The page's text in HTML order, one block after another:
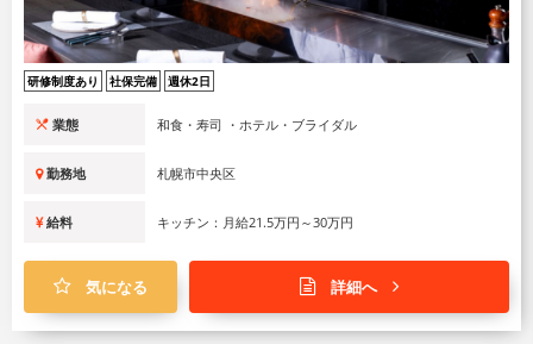
研修制度あり 社保完備 週休2日
業態 和食・寿司 ・ホテル・ブライダル
勤務地 札幌市中央区
給料 キッチン：月給21.5万円～30万円
気になる 詳細へ